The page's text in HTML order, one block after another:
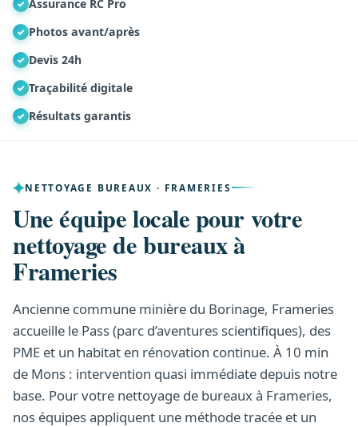
✓ Assurance RC Pro
✓ Photos avant/après
✓ Devis 24h
✓ Traçabilité digitale
✓ Résultats garantis
NETTOYAGE BUREAUX · FRAMERIES
Une équipe locale pour votre
nettoyage de bureaux à
Frameries
Ancienne commune minière du Borinage, Frameries
accueille le Pass (parc d’aventures scientifiques), des
PME et un habitat en rénovation continue. À 10 min
de Mons : intervention quasi immédiate depuis notre
base. Pour votre nettoyage de bureaux à Frameries,
nos équipes appliquent une méthode tracée et un